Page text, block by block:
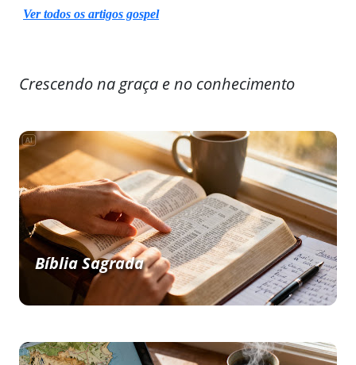
Ver todos os artigos gospel
Crescendo na graça e no conhecimento
Bíblia Sagrada